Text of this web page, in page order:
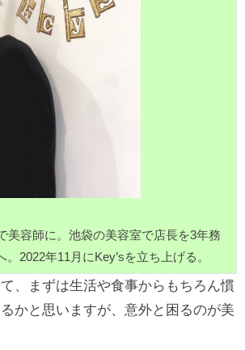
美容師に。池袋の美容室で店長を3年務
2022年11月にKey’sを立ち上げる。
、まずは生活や食事からもちろん慣
かと思いますが、意外と困るのが美